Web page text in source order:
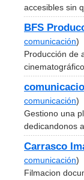
accesibles sin
BFS
comunicación)
Producción de
comunicación)
Gestiono una
dedicandonos
Carrasco
comunicación)
Filmacion